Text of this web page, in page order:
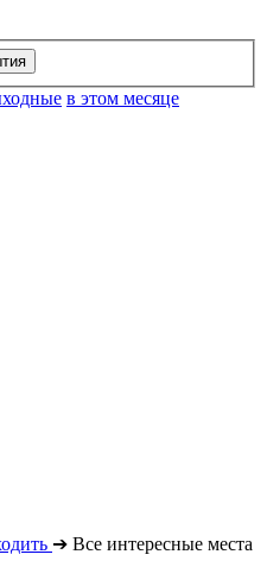
в этом месяце
➔ Все интересные места